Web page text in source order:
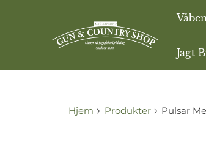
Jagt
Hjem Produkter Pulsar